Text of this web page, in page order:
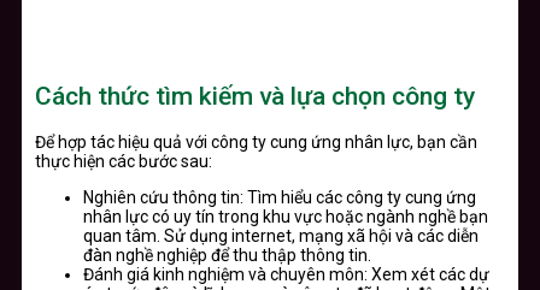
Cách thức tìm kiếm và lựa chọn công ty
Để hợp tác hiệu quả với công ty cung ứng nhân lực, bạn cần
thực hiện các bước sau:
Nghiên cứu thông tin: Tìm hiểu các công ty cung ứng
nhân lực có uy tín trong khu vực hoặc ngành nghề bạn
quan tâm. Sử dụng internet, mạng xã hội và các diễn
đàn nghề nghiệp để thu thập thông tin.
Đánh giá kinh nghiệm và chuyên môn: Xem xét các dự